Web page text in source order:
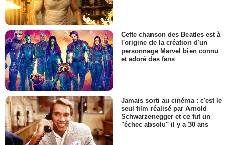
Cette chanson des Beatles est à
l'origine de la création d'un
personnage Marvel bien connu
et adoré des fans
Jamais sorti au cinéma : c'est le
seul film réalisé par Arnold
Schwarzenegger et ce fut un
"échec absolu" il y a 30 ans